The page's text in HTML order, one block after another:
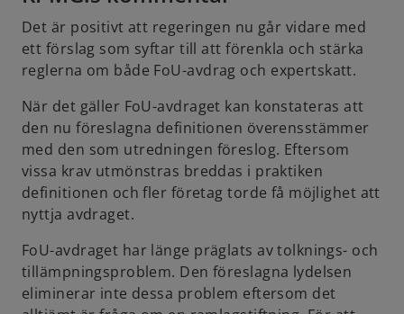
Det är positivt att regeringen nu går vidare med
ett förslag som syftar till att förenkla och stärka
reglerna om både FoU-avdrag och expertskatt.
När det gäller FoU-avdraget kan konstateras att
den nu föreslagna definitionen överensstämmer
med den som utredningen föreslog. Eftersom
vissa krav utmönstras breddas i praktiken
definitionen och fler företag torde få möjlighet att
nyttja avdraget.
FoU-avdraget har länge präglats av tolknings- och
tillämpningsproblem. Den föreslagna lydelsen
eliminerar inte dessa problem eftersom det